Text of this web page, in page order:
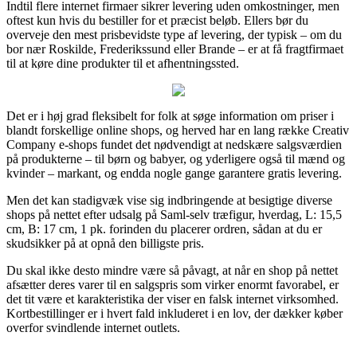
Indtil flere internet firmaer sikrer levering uden omkostninger, men
oftest kun hvis du bestiller for et præcist beløb. Ellers bør du
overveje den mest prisbevidste type af levering, der typisk – om du
bor nær Roskilde, Frederikssund eller Brande – er at få fragtfirmaet
til at køre dine produkter til et afhentningssted.
Det er i høj grad fleksibelt for folk at søge information om priser i
blandt forskellige online shops, og herved har en lang række Creativ
Company e-shops fundet det nødvendigt at nedskære salgsværdien
på produkterne – til børn og babyer, og yderligere også til mænd og
kvinder – markant, og endda nogle gange garantere gratis levering.
Men det kan stadigvæk vise sig indbringende at besigtige diverse
shops på nettet efter udsalg på Saml-selv træfigur, hverdag, L: 15,5
cm, B: 17 cm, 1 pk. forinden du placerer ordren, sådan at du er
skudsikker på at opnå den billigste pris.
Du skal ikke desto mindre være så påvagt, at når en shop på nettet
afsætter deres varer til en salgspris som virker enormt favorabel, er
det tit være et karakteristika der viser en falsk internet virksomhed.
Kortbestillinger er i hvert fald inkluderet i en lov, der dækker køber
overfor svindlende internet outlets.